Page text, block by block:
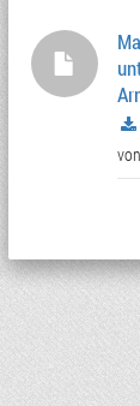
von